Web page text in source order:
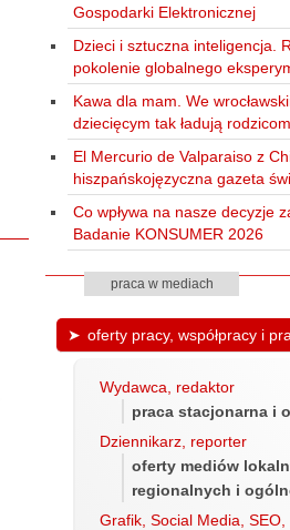
Gospodarki Elektronicznej
Dzieci i sztuczna inteligencja.
pokolenie globalnego
Kawa dla mam. We
dziecięcym tak ładują
El Mercurio de Valparaiso z
hiszpańskojęzyczna gazeta
Co wpływa na nasze decyzje
Badanie KONSUMER 2026
praca w mediach
oferty pracy, współpracy i
Wydawca, redaktor
praca stacjonarna i
Dziennikarz, reporter
oferty mediów
regionalnych i
Grafik, Social Media, SEO,